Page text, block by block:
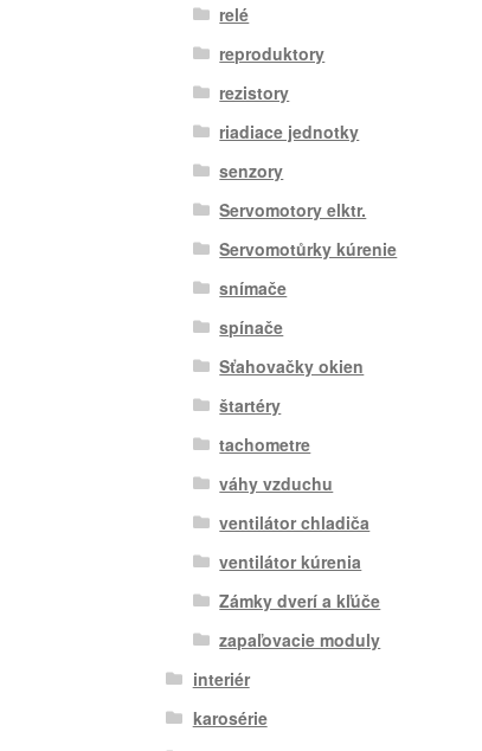
relé
reproduktory
rezistory
riadiace jednotky
senzory
Servomotory elktr.
Servomotůrky kúrenie
snímače
spínače
Sťahovačky okien
štartéry
tachometre
váhy vzduchu
ventilátor chladiča
ventilátor kúrenia
Zámky dverí a kľúče
zapaľovacie moduly
interiér
karosérie